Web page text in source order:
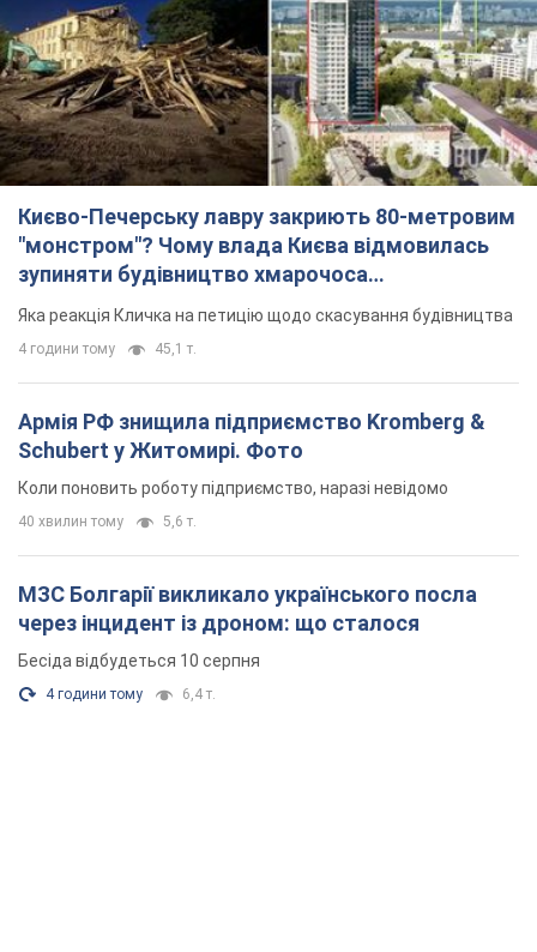
Києво-Печерську лавру закриють 80-метровим
"монстром"? Чому влада Києва відмовилась
зупиняти будівництво хмарочоса
"московського вірянина"
Яка реакція Кличка на петицію щодо скасування будівництва
4 години тому 45,1 т.
Армія РФ знищила підприємство Kromberg &
Schubert у Житомирі. Фото
Коли поновить роботу підприємство, наразі невідомо
40 хвилин тому 5,6 т.
МЗС Болгарії викликало українського посла
через інцидент із дроном: що сталося
Бесіда відбудеться 10 серпня
4 години тому 6,4 т.